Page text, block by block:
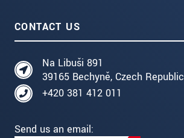
CONTACT US
Na Libuši 891
39165 Bechyně, Czech Republic
+420 381 412 011
Send us an email: